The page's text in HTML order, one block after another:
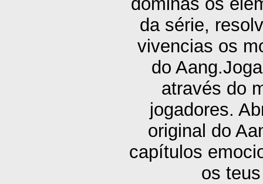
da série,
vivencias os
do
através do
jogadores.
original do
capítulos
os